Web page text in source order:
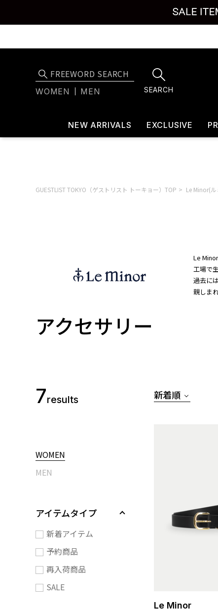
WOMEN MEN SEARCH
NEW ARRIVALS EXCLUSIVE
GUESTLIST TOKYO（ゲストリスト トーキョー）TOP Le Minor(
Le
工場で
過去に
親しま
アクセサリー
7results
WOMEN
MEN
アイテムタイプ
新着アイテム
予約商品
再入荷商品
SALE
新着順
Le Minor